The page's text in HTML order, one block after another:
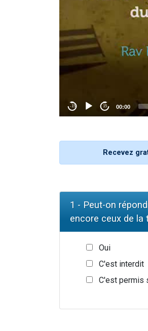
Recevez
1 - Peut-on
encore ceux de la
Oui
C'est interdit
C'est permis